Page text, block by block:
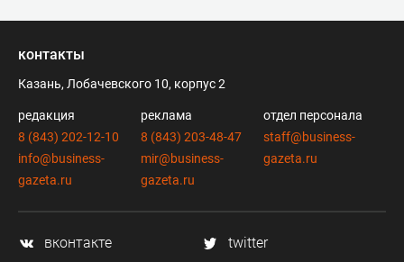
контакты
Казань, Лобачевского 10, корпус 2
редакция
8 (843) 202-12-10
info@business-
gazeta.ru
реклама
8 (843) 203-48-47
mir@business-
gazeta.ru
отдел персонала
staff@business-
gazeta.ru
вконтакте
twitter